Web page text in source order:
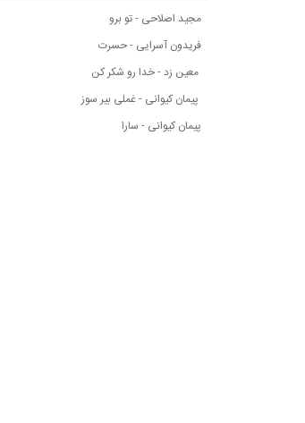
مجید اصلاحی - تو برو
فریدون آسرایی - حسرت
معین زد - خدا رو شکر کن
پیمان کیوانی - غملی بیر سوز
پیمان کیوانی - سارا